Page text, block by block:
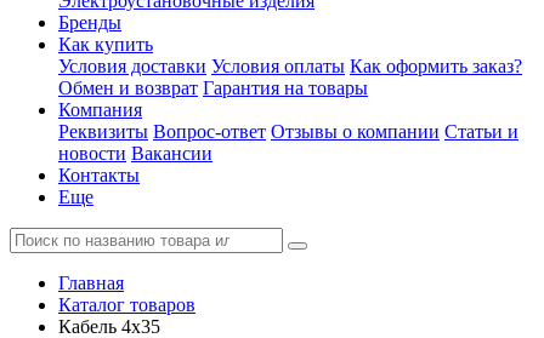
Бренды
Как купить
Условия доставки Условия оплаты Как оформить заказ?
Обмен и возврат Гарантия на товары
Компания
Реквизиты Вопрос-ответ Отзывы о компании Статьи и
новости Вакансии
Контакты
Еще
Главная
Каталог товаров
Кабель 4x35